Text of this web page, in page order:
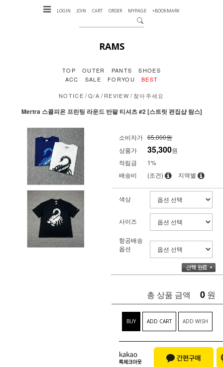
LOGIN JOIN CART ORDER MYPAGE +BOOKMARK
RAMS
TOP OUTER PANTS
SHOES
ACC
SALE FORYOU BEST
NOTICE /Q/A /REVIEW /찾아주세요
Mertra 스콜피온 프린팅 라운드 반팔 티셔츠 #2 [스트릿 편집샵 람스]
소비자가 65,000원
상품가
35,300원
적립금
1%
배송비
(조건) 지역별
색상
사이즈
항공배송
옵션
총 상품 금액 0 원
BUY ADD CART ADD WISH